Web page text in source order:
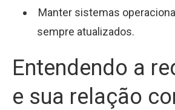
Manter sistemas
sempre atualizados.
Entendendo a
e sua relação